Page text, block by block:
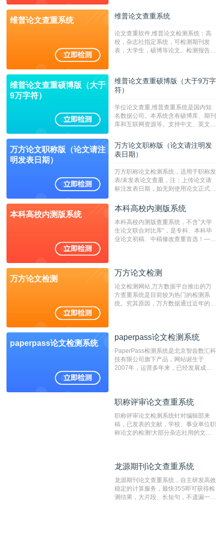
维普论文查重系统 维普论文查重系统
论文查重软件,维普论文检测系统：高
校，杂志社指定系统，可检测期刊发
表，大学生，硕博等论文。检测报告支
维普论文查重硕博版（大于
9万字符）
维普论文查重硕博版（大于9万字
符）
学位论文查重,维普查重系统是国内知
名数据公司。本系统含有硕博库、期刊
库和互联网资源等。支持中文、英文、
定院校！！！
万方论文职称版（论文请注
明发表日期）
万方论文职称版（论文请注明发
表日期）
万方职称论文检测系统，适用于职称发
表/未发表论文查重，注：上传论文请
标注发表日期，如无则使用论文正式发
成时间作为发表日期。
本科高校内测版系统
本科高校内测版系统
本科高校内测版查重系统，不含”大学
生论文联合对比库“，是专科、本科毕
业论文初稿、中稿修改查重首选！——
万方论文检测
万方论文检测
论文检测网站,万方数据平台推出的万
方查重系统是目前较为热门的检测系
统。究其原因，万方数据通过近年的发
非。其次，相对于知网而言，万方检测
重的推荐系统。
paperpass论文检测系统
paperpass论文检测系统
PaperPass检测系统是北京智齿数汇科
技有限公司旗下产品，网站诞生于
2007年，运营多年来，已经发展成为
检测速度快、精度高，市场反映良好。
职称评审论文查重系统
职称评审论文检测系统针对编辑部来
稿，已发表的文献，学校、事业单位职
称论文的检测!大部分杂志社用的文献
编辑部检测来稿和已发表的文献,检测
测时注意填写第一作者,才能排除已发
表文献复制比。（限制字符数1万）
龙源期刊论文查重系统
龙源期刊论文查重系统，自主研发高效
稳定的计算服务，最快35S即可获得检
测结果，大片段、长短句，不遗漏一处